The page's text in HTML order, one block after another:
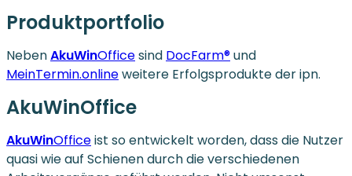
Produktportfolio
NebenAkuWinOfficesind DocFarm®und
MeinTermin.onlineweitere Erfolgsprodukte der ipn.
AkuWinOffice
AkuWinOfficeist so entwickelt worden, dass die Nutzer
quasi wie auf Schienen durch die verschiedenen